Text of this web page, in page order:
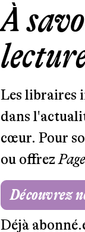
À
Les libraires
dans
cœur. Pour
ou offrez
Découvrez
Déjà